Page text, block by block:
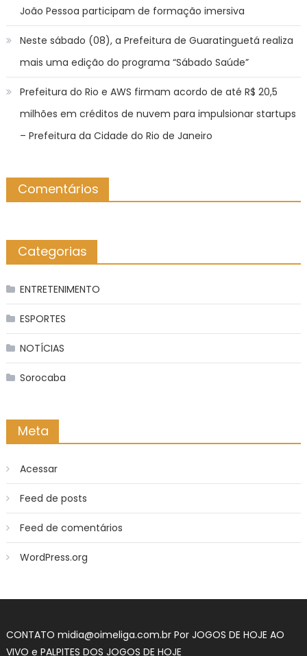
João Pessoa participam de formação imersiva
Neste sábado (08), a Prefeitura de Guaratinguetá realiza
mais uma edição do programa “Sábado Saúde”
Prefeitura do Rio e AWS firmam acordo de até R$ 20,5
milhões em créditos de nuvem para impulsionar startups
– Prefeitura da Cidade do Rio de Janeiro
Comentários
Categorias
ENTRETENIMENTO
ESPORTES
NOTÍCIAS
Sorocaba
Meta
Acessar
Feed de posts
Feed de comentários
WordPress.org
CONTATO midia@oimeliga.com.brPor JOGOS DE HOJE AO
VIVO e PALPITES DOS JOGOS DE HOJE